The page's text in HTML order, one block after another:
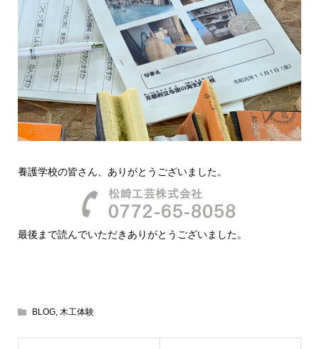
養護学校の皆さん、ありがとうございました。
最後まで読んでいただきありがとうございました。
BLOG, 木工体験